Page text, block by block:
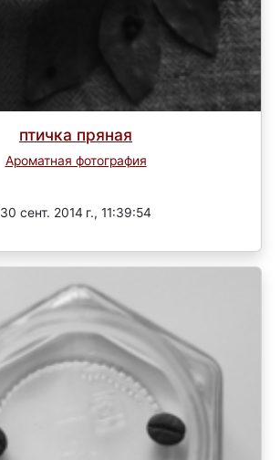
птичка пряная
Ароматная фотография
30 сент. 2014 г., 11:39:54